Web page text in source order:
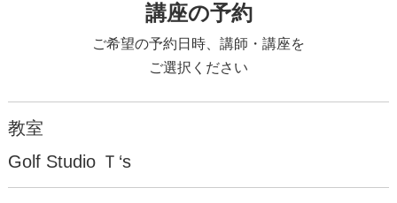
講座の予約
ご希望の予約日時、講師・講座を
ご選択ください
教室
Golf Studio Ｔ‘s